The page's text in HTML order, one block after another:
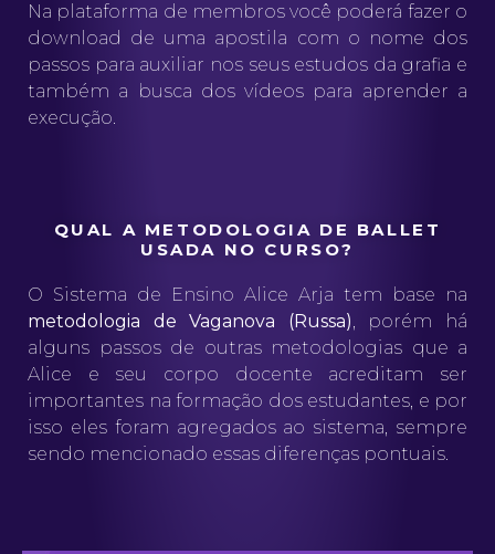
Na plataforma de membros você poderá fazer o
download de uma apostila com o nome dos
passos para auxiliar nos seus estudos da grafia e
também a busca dos vídeos para aprender a
execução.
QUAL A METODOLOGIA DE BALLET
USADA NO CURSO?
O Sistema de Ensino Alice Arja tem base na
metodologia de Vaganova (Russa), porém há
alguns passos de outras metodologias que a
Alice e seu corpo docente acreditam ser
importantes na formação dos estudantes, e por
isso eles foram agregados ao sistema, sempre
sendo mencionado essas diferenças pontuais.